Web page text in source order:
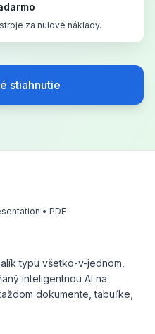
za nulové náklady.
stiahnutie
• PDF
typu všetko-v-jednom,
inteligentnou AI na
dokumente, tabuľke,